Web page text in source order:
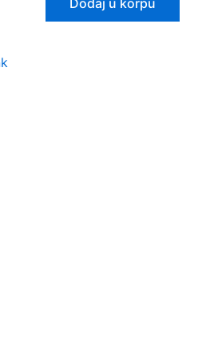
Dodaj u korpu